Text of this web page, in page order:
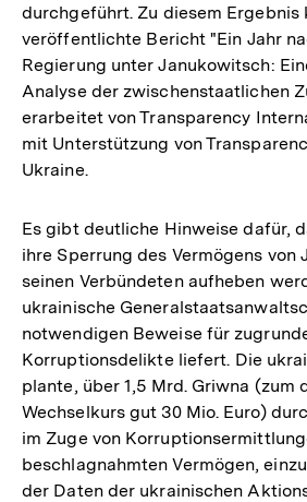
durchgeführt. Zu diesem Ergebnis
veröffentlichte Bericht "Ein Jahr
Regierung unter Janukowitsch:
Analyse der zwischenstaatlichen
erarbeitet von Transparency
mit Unterstützung von
Ukraine.
Es gibt deutliche Hinweise dafür,
ihre Sperrung des Vermögens von
seinen Verbündeten aufheben
ukrainische
notwendigen Beweise für
Korruptionsdelikte liefert. Die
plante, über 1,5 Mrd. Griwna (zum
Wechselkurs gut 30 Mio. Euro)
im Zuge von
beschlagnahmten Vermögen,
der Daten der ukrainischen